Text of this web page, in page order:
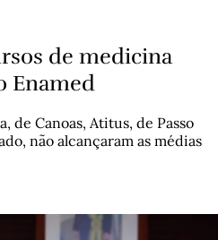
de medicina
Enamed
de Canoas, Atitus, de Passo
não alcançaram as médias